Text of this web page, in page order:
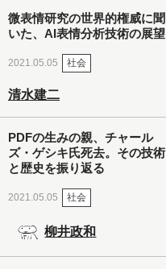
微表情研究の世界的権威に聞
いた、AI表情分析技術の展望
2021.05.05 社会
清水建二
PDFの生みの親、チャール
ズ・ゲシキ氏死去。その技術
と歴史を振り返る
2021.05.05 社会
柳井政和